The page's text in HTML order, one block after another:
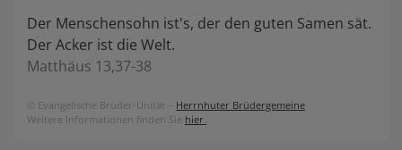
Der Menschensohn ist's, der den guten Samen sät.
Der Acker ist die Welt.
Matthäus 13,37-38
© Evangelische Brüder-Unität – Herrnhuter Brüdergemeine
Weitere Informationen finden Sie hier